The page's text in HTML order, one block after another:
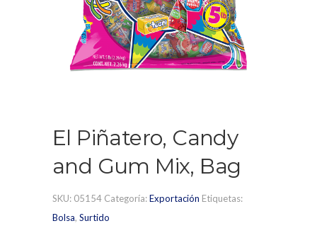
El Piñatero, Candy
and Gum Mix, Bag
SKU: 05154 Categoría:Exportación Etiquetas:
Bolsa, Surtido